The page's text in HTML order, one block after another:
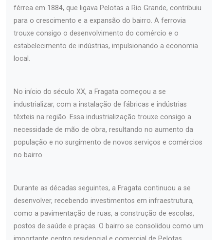
férrea em 1884, que ligava Pelotas a Rio Grande, contribuiu
para o crescimento e a expansão do bairro. A ferrovia
trouxe consigo o desenvolvimento do comércio e o
estabelecimento de indústrias, impulsionando a economia
local.
No início do século XX, a Fragata começou a se
industrializar, com a instalação de fábricas e indústrias
têxteis na região. Essa industrialização trouxe consigo a
necessidade de mão de obra, resultando no aumento da
população e no surgimento de novos serviços e comércios
no bairro.
Durante as décadas seguintes, a Fragata continuou a se
desenvolver, recebendo investimentos em infraestrutura,
como a pavimentação de ruas, a construção de escolas,
postos de saúde e praças. O bairro se consolidou como um